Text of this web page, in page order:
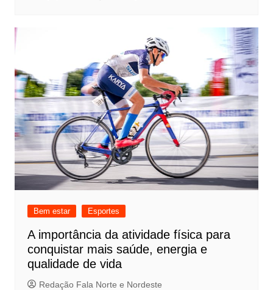
Bem estar Esportes
A importância da atividade física para
conquistar mais saúde, energia e
qualidade de vida
Redação Fala Norte e Nordeste